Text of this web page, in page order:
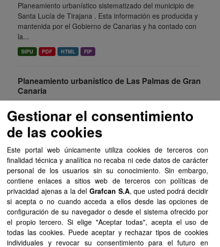
Planeamiento urbanístico sistematizado del municipio de
Santa Lucía de Tirajana . Esta información es producida y
mantenida por el Gobierno de Canarias y ha contado con
la...
SIPU PDF HTML FIP
Planeamiento urbanístico de Las Palmas de Gran
Canaria
Las Palmas de Gran Canaria . Esta información es
producida y mantenida por el Gobierno de Canarias y ha
contado con la...
FIP SIPU PDF HTML
Planeamiento urbanístico de Mogán
Planeamiento urbanístico sistematizado del municipio de
Mogán . Esta información es producida y mantenida por el
Gobierno de Canarias y ha contado con la financiación
del...
FIP SIPU PDF HTML
Gestionar el consentimiento
de las cookies
Este portal web únicamente utiliza cookies de terceros con
finalidad técnica y analítica no recaba ni cede datos de carácter
personal de los usuarios sin su conocimiento. Sin embargo,
contiene enlaces a sitios web de terceros con políticas de
privacidad ajenas a la del Grafcan S.A, que usted podrá decidir
si acepta o no cuando acceda a ellos desde las opciones de
configuración de su navegador o desde el sistema ofrecido por
el propio tercero. Si elige "Aceptar todas", acepta el uso de
todas las cookies. Puede aceptar y rechazar tipos de cookies
individuales y revocar su consentimiento para el futuro en